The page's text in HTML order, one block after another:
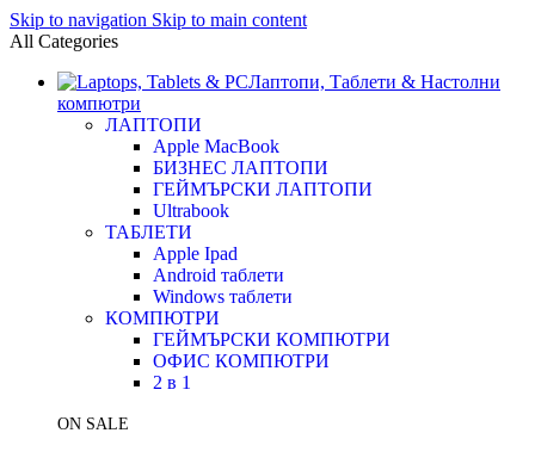
Skip to navigation Skip to main content
All Categories
Лаптопи, Таблети & Настолни
компютри
ЛАПТОПИ
Apple MacBook
БИЗНЕС ЛАПТОПИ
ГЕЙМЪРСКИ ЛАПТОПИ
Ultrabook
ТАБЛЕТИ
Apple Ipad
Android таблети
Windows таблети
КОМПЮТРИ
ГЕЙМЪРСКИ КОМПЮТРИ
ОФИС КОМПЮТРИ
2 в 1
ON SALE